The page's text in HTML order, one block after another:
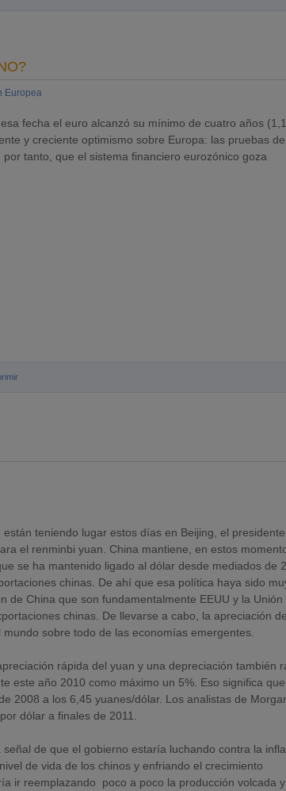
Europea
fecha el euro alcanzó su mínimo de cuatro años
y creciente optimismo sobre Europa: las pruebas de
tanto, que el sistema financiero eurozónico goza
teniendo lugar estos días en Beijing, el
el renminbi yuan. China mantiene, en estos
se ha mantenido ligado al dólar desde mediados de
chinas. De ahí que esa política haya sido
de China que son fundamentalmente EEUU y la Unión
chinas. De llevarse a cabo, la apreciación
sobre todo de las economías emergentes.
rápida del yuan y una depreciación también
este año 2010 como máximo un 5%. Eso significa
2008 a los 6,45 yuanes/dólar. Los analistas de
dólar a finales de 2011.
de que el gobierno estaría luchando contra la
de vida de los chinos y enfriando el crecimiento
ir reemplazando poco a poco la producción volcada y